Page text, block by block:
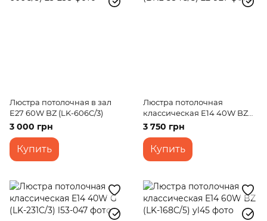
Люстра потолочная в зал
E27 60W BZ (LK-606C/3)
3 000 грн
Купить
Люстра потолочная
классическая E14 40W BZ
(BKL-584C/5)
3 750 грн
Купить